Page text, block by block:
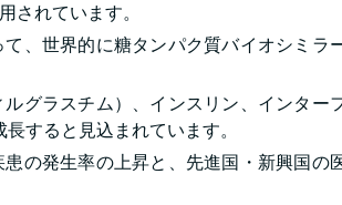
されています。
、世界的に糖タンパク質バイオシミラ
グラスチム）、インスリン、インター
すると見込まれています。
の発生率の上昇と、先進国・新興国の